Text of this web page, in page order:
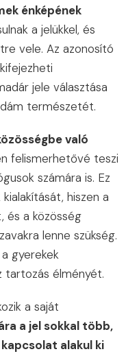
énképének
a jelükkel, és
vele. Az azonosító
jele választása
természetét.
való
felismerhetővé teszi
számára is. Ez
hiszen a
és a közösség
lenne szükség.
gyerekek
tartozás élményét.
a saját
a jel sokkal több,
alakul ki